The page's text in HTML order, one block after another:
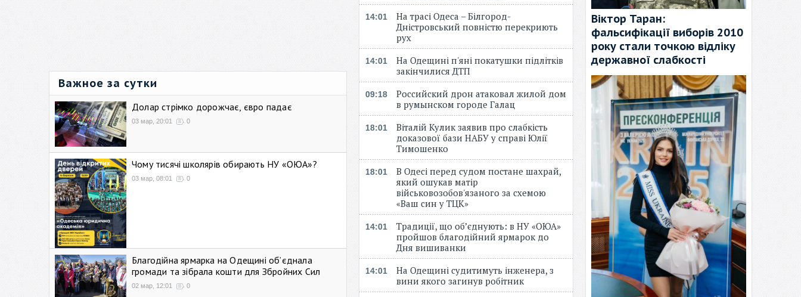
Важное за сутки
Долар стрімко дорожчає, євро падає
03 мар, 20:01 0
Чому тисячі школярів обирають НУ «ОЮА»?
03 мар, 08:01 0
Благодійна ярмарка на Одещині об’єднала
громади та зібрала кошти для Збройних Сил
02 мар, 12:01 0
14:01
На трасі Одеса – Білгород-
Дністровський повністю перекриють
рух
14:01
На Одещині п'яні покатушки підлітків
закінчилися ДТП
09:18
Российский дрон атаковал жилой дом
в румынском городе Галац
18:01
Віталій Кулик заявив про слабкість
доказової бази НАБУ у справі Юлії
Тимошенко
18:01
В Одесі перед судом постане шахрай,
який ошукав матір
військовозобов'язаного за схемою
«Ваш син у ТЦК»
14:01
Традиції, що об’єднують: в НУ «ОЮА»
пройшов благодійний ярмарок до
Дня вишиванки
14:01
На Одещині судитимуть інженера, з
вини якого загинув робітник
Віктор Таран:
фальсифікації виборів 2010
року стали точкою відліку
державної слабкості